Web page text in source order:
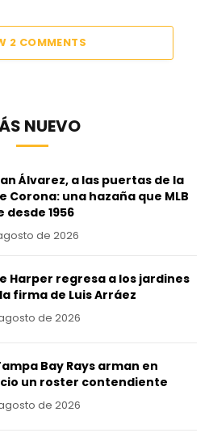
2 COMMENTS
NUEVO
Álvarez, a las puertas de la
Corona: una hazaña que MLB
desde 1956
de 2026
Harper regresa a los jardines
firma de Luis Arráez
de 2026
Bay Rays arman en
un roster contendiente
de 2026